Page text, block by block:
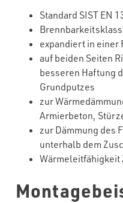
Standard SIST EN
expandiert in einer
auf beiden Seiten
besseren Haftung
Grundputzes
zur
Armierbeton,
zur Dämmung des
unterhalb dem
Wärmeleitfähigkeit